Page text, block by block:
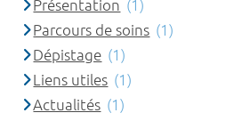
Présentation (1)
Parcours de soins (1)
Dépistage (1)
Liens utiles (1)
Actualités (1)